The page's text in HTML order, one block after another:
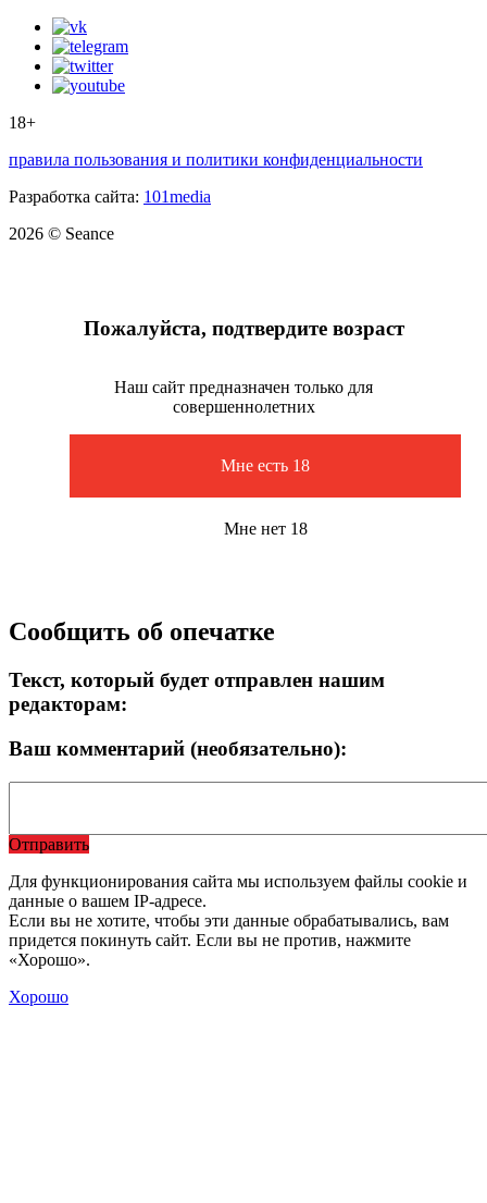
18+
правила пользования и политики конфиденциальности
Разработка сайта: 101media
2026 © Seance
Пожалуйста, подтвердите возраст
Наш сайт предназначен только для
совершеннолетних
Мне есть 18
Мне нет 18
Сообщить об опечатке
Текст, который будет отправлен нашим
редакторам:
Ваш комментарий (необязательно):
Отправить
Для функционирования сайта мы используем файлы cookie и
данные о вашем IP-адресе.
Если вы не хотите, чтобы эти данные обрабатывались, вам
придется покинуть сайт. Если вы не против, нажмите
«Хорошо».
Хорошо